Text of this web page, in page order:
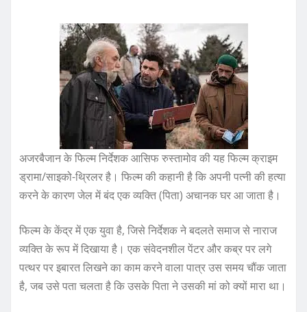
अजरबैजान के फिल्म निर्देशक आसिफ रुस्तामोव की यह फिल्म क्राइम
ड्रामा/साइको-थ्रिलर है। फिल्म की कहानी है कि अपनी पत्नी की हत्या
करने के कारण जेल में बंद एक व्यक्ति (पिता) अचानक घर आ जाता है।
फिल्म के केंद्र में एक युवा है, जिसे निर्देशक ने बदलते समाज से नाराज
व्यक्ति के रूप में दिखाया है। एक संवेदनशील पेंटर और कब्र पर लगे
पत्थर पर इबारत लिखने का काम करने वाला पात्र उस समय चौंक जाता
है, जब उसे पता चलता है कि उसके पिता ने उसकी मां को क्यों मारा था।